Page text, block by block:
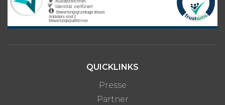
QUICKLINKS
Presse
Partner